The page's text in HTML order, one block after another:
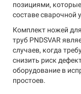
позициями,
составе сварочной
Комплект ножей
труб PNDSVAR
случаев, когда
снизить риск
оборудование в
простоев.